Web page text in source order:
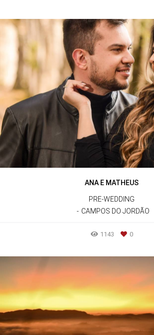
ANA E MATHEUS
PRE-WEDDING
CAMPOS DO JORDÃO
1143 0